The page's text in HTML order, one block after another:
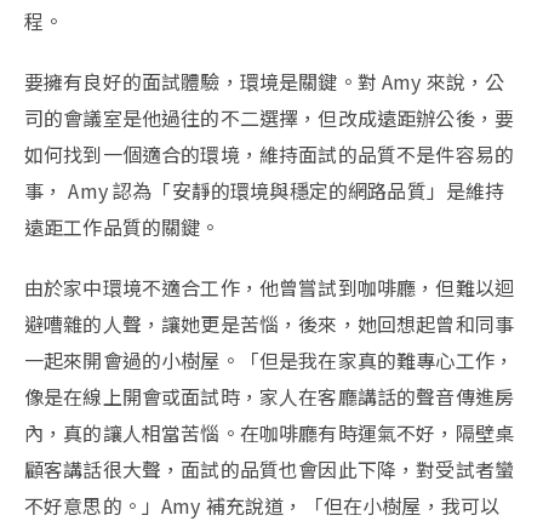
程。
要擁有良好的面試體驗，環境是關鍵。對 Amy 來說，公
司的會議室是他過往的不二選擇，但改成遠距辦公後，要
如何找到一個適合的環境，維持面試的品質不是件容易的
事， Amy 認為「安靜的環境與穩定的網路品質」是維持
遠距工作品質的關鍵。
由於家中環境不適合工作，他曾嘗試到咖啡廳，但難以迴
避嘈雜的人聲，讓她更是苦惱，後來，她回想起曾和同事
一起來開會過的小樹屋。「但是我在家真的難專心工作，
像是在線上開會或面試時，家人在客廳講話的聲音傳進房
內，真的讓人相當苦惱。在咖啡廳有時運氣不好，隔壁桌
顧客講話很大聲，面試的品質也會因此下降，對受試者蠻
不好意思的。」Amy 補充說道，「但在小樹屋，我可以